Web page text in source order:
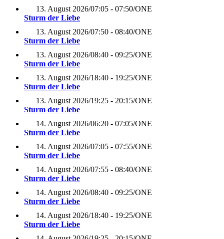
13. August 2026/07:05 - 07:50/ONE
Sturm der Liebe
13. August 2026/07:50 - 08:40/ONE
Sturm der Liebe
13. August 2026/08:40 - 09:25/ONE
Sturm der Liebe
13. August 2026/18:40 - 19:25/ONE
Sturm der Liebe
13. August 2026/19:25 - 20:15/ONE
Sturm der Liebe
14. August 2026/06:20 - 07:05/ONE
Sturm der Liebe
14. August 2026/07:05 - 07:55/ONE
Sturm der Liebe
14. August 2026/07:55 - 08:40/ONE
Sturm der Liebe
14. August 2026/08:40 - 09:25/ONE
Sturm der Liebe
14. August 2026/18:40 - 19:25/ONE
Sturm der Liebe